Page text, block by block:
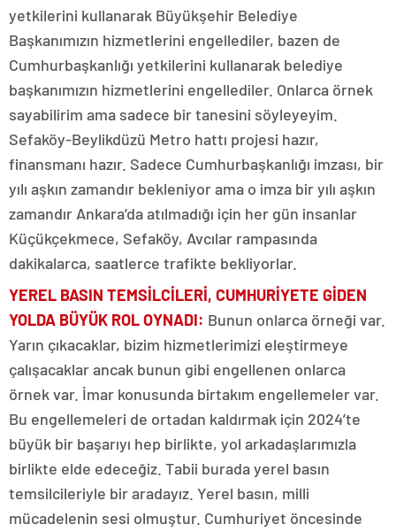
yetkilerini kullanarak Büyükşehir Belediye
Başkanımızın hizmetlerini engellediler, bazen de
Cumhurbaşkanlığı yetkilerini kullanarak belediye
başkanımızın hizmetlerini engellediler. Onlarca örnek
sayabilirim ama sadece bir tanesini söyleyeyim.
Sefaköy-Beylikdüzü Metro hattı projesi hazır,
finansmanı hazır. Sadece Cumhurbaşkanlığı imzası, bir
yılı aşkın zamandır bekleniyor ama o imza bir yılı aşkın
zamandır Ankara’da atılmadığı için her gün insanlar
Küçükçekmece, Sefaköy, Avcılar rampasında
dakikalarca, saatlerce trafikte bekliyorlar.
YEREL BASIN TEMSİLCİLERİ, CUMHURİYETE GİDEN
YOLDA BÜYÜK ROL OYNADI: Bunun onlarca örneği var.
Yarın çıkacaklar, bizim hizmetlerimizi eleştirmeye
çalışacaklar ancak bunun gibi engellenen onlarca
örnek var. İmar konusunda birtakım engellemeler var.
Bu engellemeleri de ortadan kaldırmak için 2024’te
büyük bir başarıyı hep birlikte, yol arkadaşlarımızla
birlikte elde edeceğiz. Tabii burada yerel basın
temsilcileriyle bir aradayız. Yerel basın, milli
mücadelenin sesi olmuştur. Cumhuriyet öncesinde